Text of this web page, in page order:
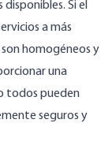
Si el
a más
homogéneos y
una
todos pueden
seguros y